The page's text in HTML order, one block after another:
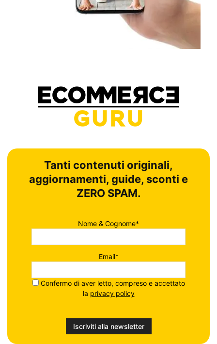
Tanti contenuti originali,
aggiornamenti, guide, sconti e
ZERO SPAM.
Nome & Cognome*
Email*
Confermo di aver letto, compreso e accettato
la privacy policy